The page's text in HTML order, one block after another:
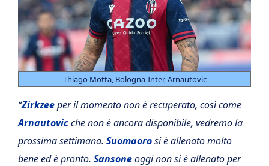
Thiago Motta, Bologna-Inter, Arnautovic
“Zirkzeeper il momento non è recuperato, così come
Arnautovicche non è ancora disponibile, vedremo la
prossima settimana. Suomaorosi è allenato molto
bene ed è pronto. Sansoneoggi non si è allenato per